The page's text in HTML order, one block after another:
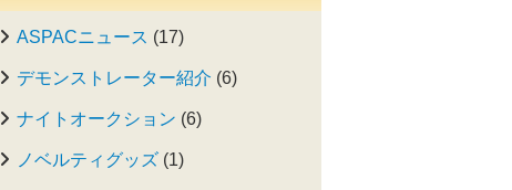
ASPACニュース (17)
デモンストレーター紹介 (6)
ナイトオークション (6)
ノベルティグッズ (1)